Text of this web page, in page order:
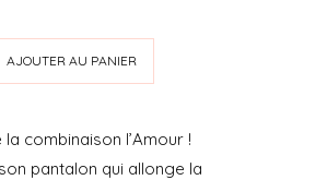
AJOUTER AU PANIER
la combinaison l’Amour !
pantalon qui allonge la